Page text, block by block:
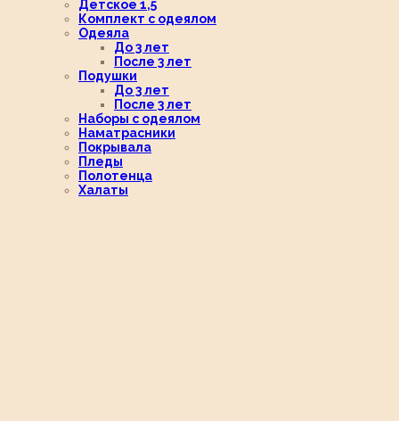
Детское 1,5
Комплект с одеялом
Одеяла
До 3 лет
После 3 лет
Подушки
До 3 лет
После 3 лет
Наборы с одеялом
Наматрасники
Покрывала
Пледы
Полотенца
Халаты